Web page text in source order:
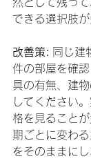
できる選択肢が
改善策: 同じ建
件の部屋を確
具の有無、建
してください
格を見ること
期ごとに変わ
をそのままに